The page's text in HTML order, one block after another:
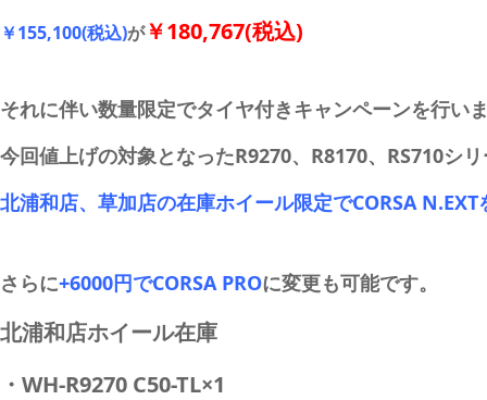
￥155,100(税込)が￥180,767(税込)
それに伴い数量限定でタイヤ付きキャンペーンを行い
今回値上げの対象となったR9270、R8170、RS710シ
北浦和店、草加店の在庫ホイール限定でCORSA N.EXT
さらに+6000円でCORSA PROに変更も可能です。
北浦和店ホイール在庫
・WH-R9270 C50-TL×1